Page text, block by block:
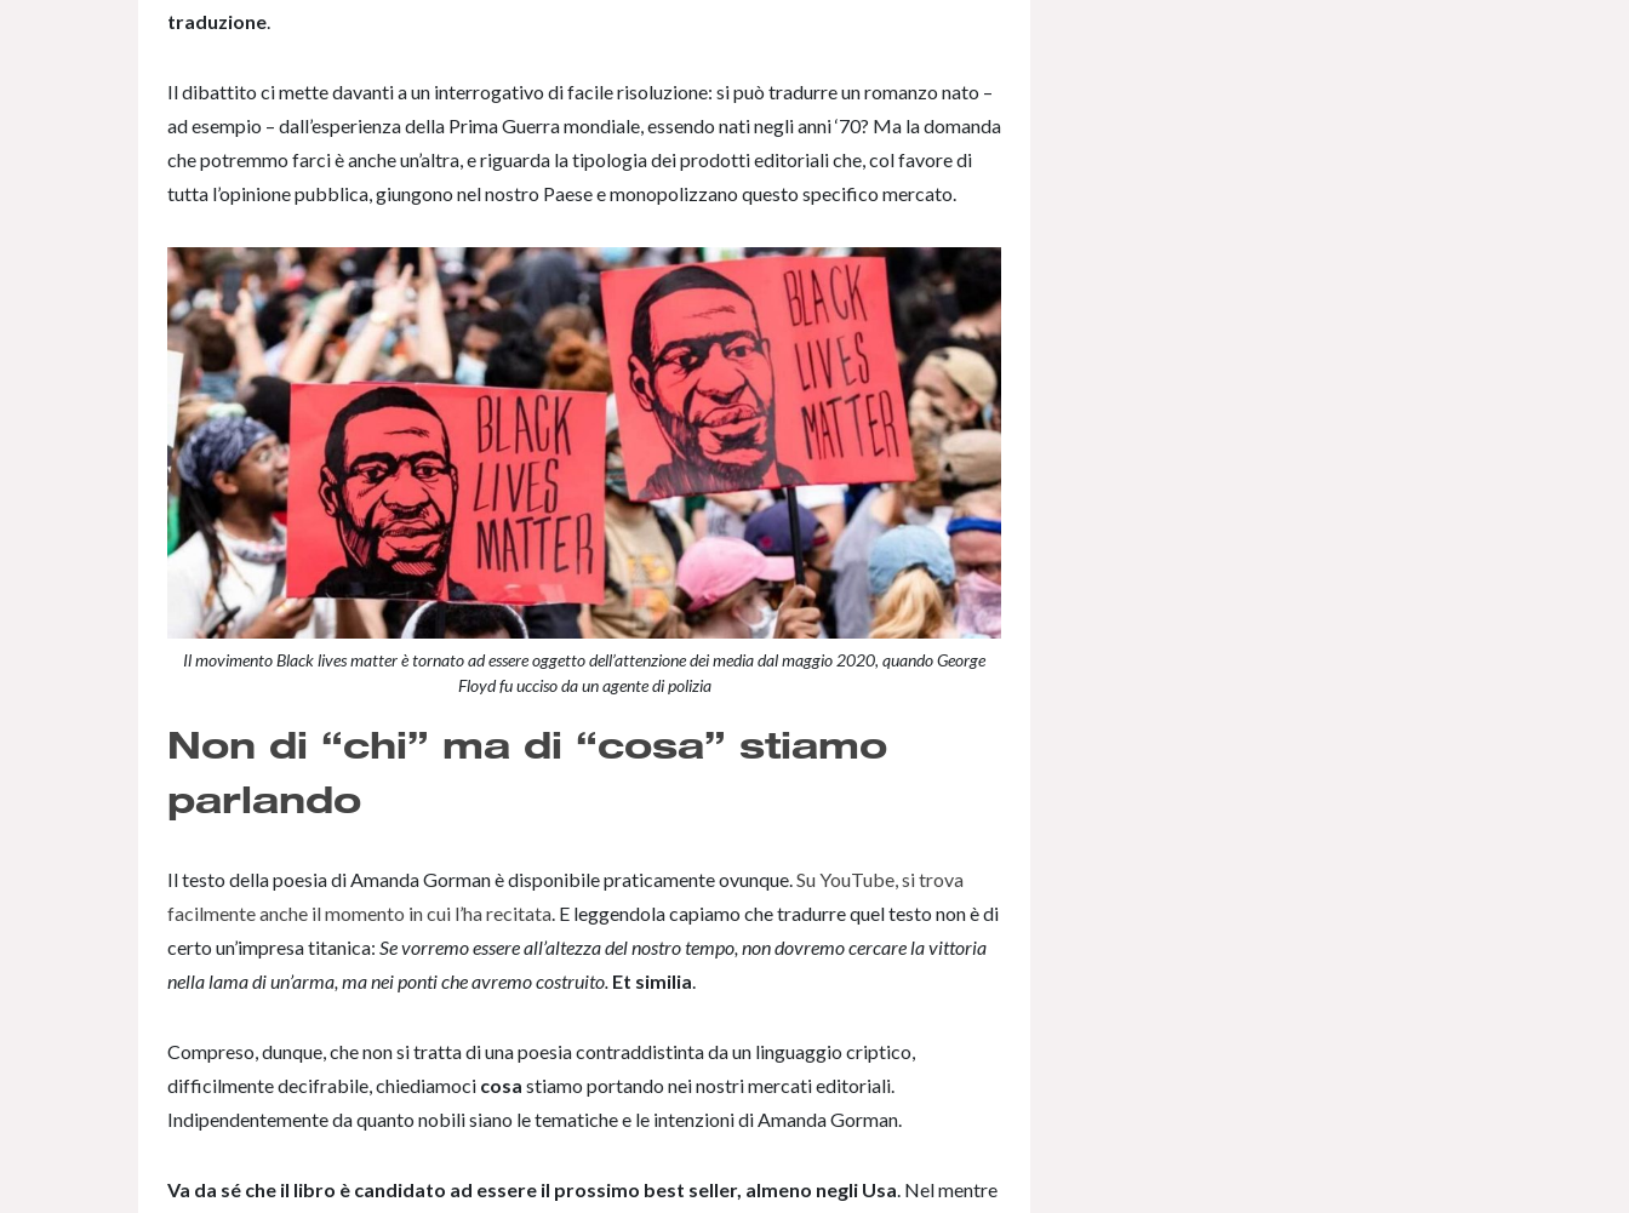
traduzione
Il dibattito ci mette davanti a un interrogativo di facile risoluzione: si può tradurre un romanzo nato –
ad esempio – dall’esperienza della Prima Guerra mondiale, essendo nati negli anni ‘70? Ma la domanda
che potremmo farci è anche un’altra, e riguarda la tipologia dei prodotti editoriali che, col favore di
tutta l’opinione pubblica, giungono nel nostro Paese e monopolizzano questo specifico mercato.
Il movimento Black lives matter è tornato ad essere oggetto dell’attenzione dei media dal maggio 2020, quando George
Floyd fu ucciso da un agente di polizia
Non di “chi” ma di “cosa” stiamo
parlando
Il testo della poesia di Amanda Gorman è disponibile praticamente ovunque. Su YouTube, si trova
facilmente anche il momento in cui l’ha recitata . E leggendola capiamo che tradurre quel testo non è di
certo un’impresa titanica: Se vorremo essere all’altezza del nostro tempo, non dovremo cercare la vittoria
nella lama di un’arma, ma nei ponti che avremo costruito. Et similia
Compreso, dunque, che non si tratta di una poesia contraddistinta da un linguaggio criptico,
difficilmente decifrabile, chiediamoci cosa stiamo portando nei nostri mercati editoriali.
Indipendentemente da quanto nobili siano le tematiche e le intenzioni di Amanda Gorman.
Va da sé che il libro è candidato ad essere il prossimo best seller, almeno negli Usa . Nel mentre